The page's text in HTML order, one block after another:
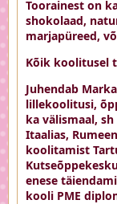
Toorainest on
shokolaad,
marjapüreed,
Kõik koolitusel
Juhendab
lillekoolitusi,
ka välismaal,
Itaalias,
koolitamist
enese
kooli PME